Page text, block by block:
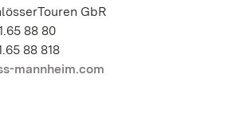
GbR
88 80
88 818
mannheim.com